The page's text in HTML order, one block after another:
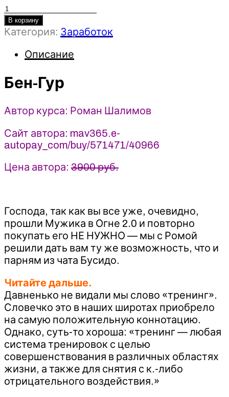
Количество
товара
Бен-
Шалимов
(2025)
Мэверик
В корзину
Категория: Заработок
Описание
Бен-Гур
Автор курса: Роман Шалимов
Сайт автора: mav365.e-
autopay_com/buy/571471/40966
Цена автора: 3900 руб.
Господа, так как вы все уже, очевидно,
прошли Мужика в Огне 2.0 и повторно
покупать его НЕ НУЖНО — мы с Ромой
решили дать вам ту же возможность, что и
парням из чата Бусидо.
Читайте дальше.
Давненько не видали мы слово «тренинг».
Словечко это в наших широтах приобрело
на самую положительную коннотацию.
Однако, суть-то хороша: «тренинг — любая
система тренировок с целью
совершенствования в различных областях
жизни, а также для снятия с к.-либо
отрицательного воздействия.»